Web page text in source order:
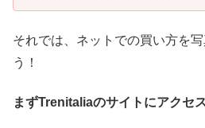
それでは、ネットでの買い方を
う！
まずTrenitaliaのサイトにアクセ